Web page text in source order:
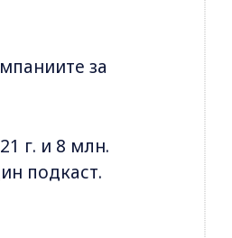
за
г. и 8 млн.
подкаст.